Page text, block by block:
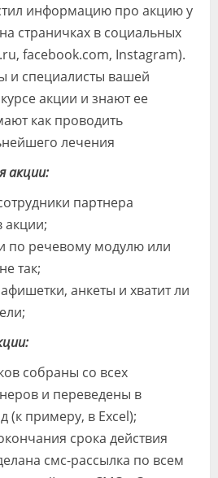
информацию про акцию у
страничках в социальных
facebook.com, Instagram).
и специалисты вашей
акции и знают ее
как проводить
лечения
акции:
партнера
акции;
по речевому модулю или
так;
анкеты и хватит ли
собраны со всех
и переведены в
(к примеру, в Excel);
срока действия
смс-рассылка по всем